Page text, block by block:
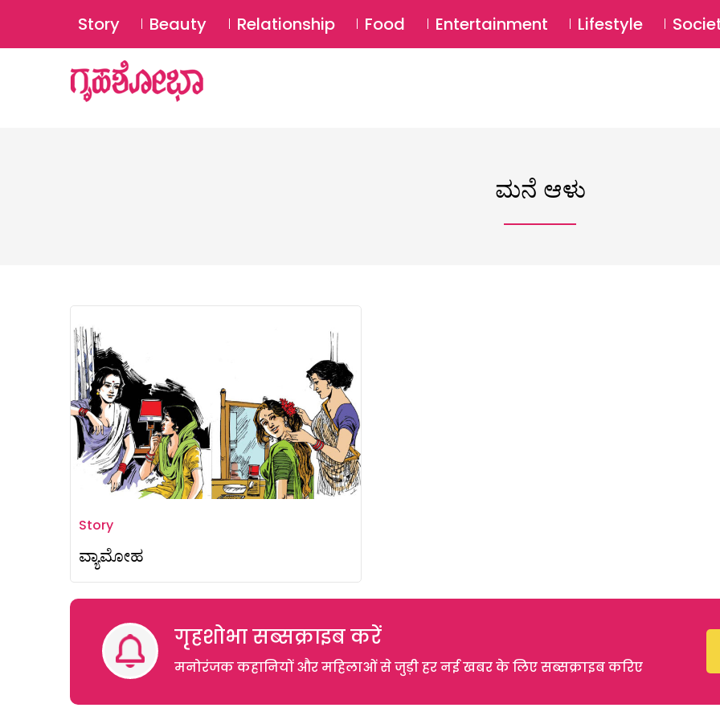
Story Beauty Relationship Food Entertainment Lifestyle
ಮನೆ ಆಳು
Story
ವ್ಯಾಮೋಹ
गृहशोभा सब्सक्राइब करें
मनोरंजक कहानियों और महिलाओं से जुड़ी हर नई खबर के लिए सब्सक्राइब करिए